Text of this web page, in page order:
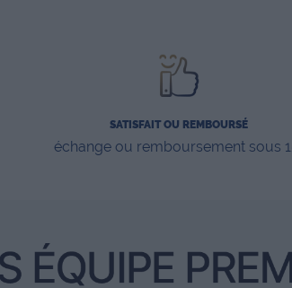
SATISFAIT OU REMBOURSÉ
échange ou remboursement sous